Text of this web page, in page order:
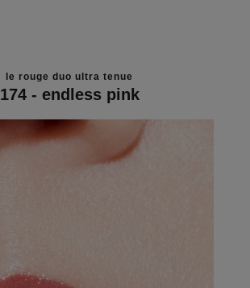
le rouge duo ultra tenue
174 - endless pink